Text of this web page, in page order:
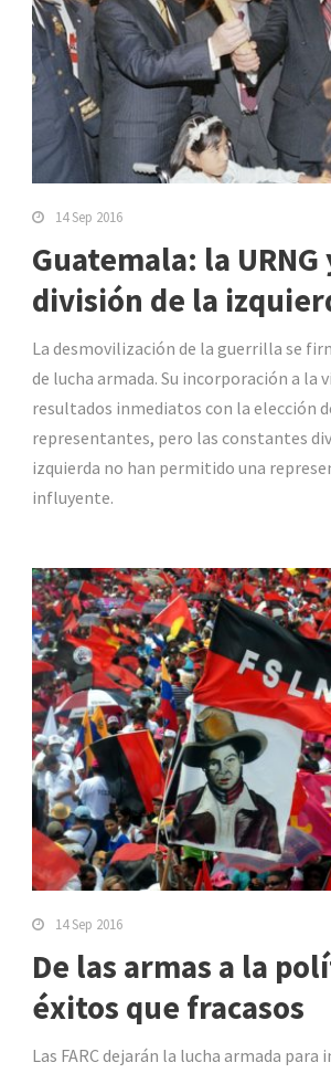
14 Sep 2016
Guatemala: la URNG
división de la
La desmovilización de la guerrilla se
de lucha armada. Su incorporación a la
resultados inmediatos con la elección
representantes, pero las constantes
izquierda no han permitido una
influyente.
14 Sep 2016
De las armas a la
éxitos que fracasos
Las FARC dejarán la lucha armada para